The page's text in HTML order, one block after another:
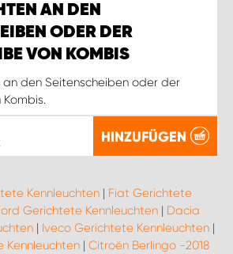
AN DEN
ODER DER
VON KOMBIS
den Seitenscheiben oder der
HINZUFÜGEN
Kennleuchten| Fiat Gerichtete
Gerichtete Kennleuchten| Dacia
| Iveco Gerichtete Kennleuchten|
Kennleuchten | Citroën Berlingo -2018